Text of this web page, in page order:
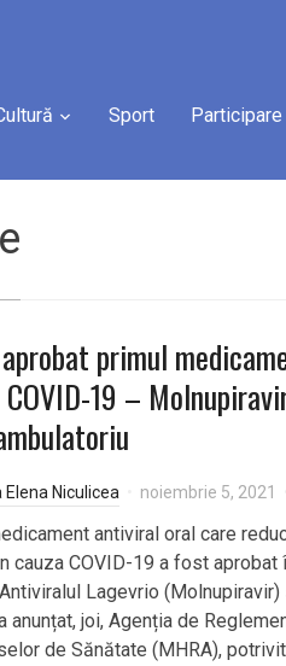
Sport
primul
19 –
Elena Niculicea noiembrie 5, 2021
antiviral oral care
cauza COVID-19 a fost aprobat
Lagevrio
anunțat, joi, Agenția de
de Sănătate (MHRA),